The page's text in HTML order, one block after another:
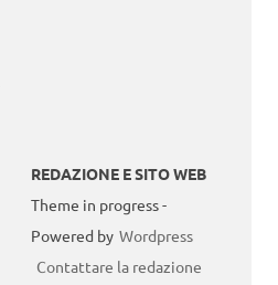
REDAZIONE E SITO WEB
Theme in progress -
Powered by Wordpress
Contattare la redazione